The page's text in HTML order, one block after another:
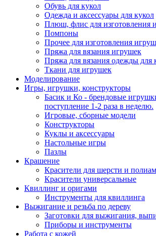
Обувь для кукол
Одежда и аксессуары для кукол
Плюш, флис для изготовления
Помпоны
Прочее для изготовления
Пряжа для вязания игрушек
Пряжа для вязания одежды для
Ткани для игрушек
Моделирование
Игры, игрушки, конструкторы
Басик и Ко - брендовые
поступление 1-2 раза в неделю.
Игровые, сборные модели
Конструкторы
Куклы и аксессуары
Настольные игры
Пазлы
Крашение
Красители для шерсти и
Красители универсальные
Квиллинг и оригами
Инструменты для квиллинга
Выжигание и резьба по дереву
Заготовки для выжигания,
Приборы и инструменты
Работа с кожей